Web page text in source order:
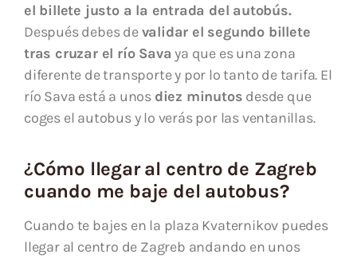
el billete justo a la entrada del autobús.
Después debes devalidar el segundo billete
tras cruzar el río Sava ya que es una zona
diferente de transporte y por lo tanto de tarifa. El
río Sava está a unos diez minutos desde que
coges el autobus y lo verás por las ventanillas.
¿Cómo llegar al centro de Zagreb
cuando me baje del autobus?
Cuando te bajes en la plaza Kvaternikov puedes
llegar al centro de Zagreb andando en unos